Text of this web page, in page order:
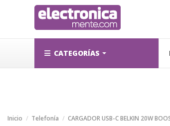
CATEGORÍAS
Inicio Telefonía CARGADOR USB-C BELKIN 20W